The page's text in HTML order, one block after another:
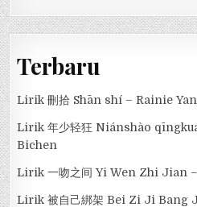
Terbaru
Lirik 刪拾 Shān shí – Rainie
Lirik 年少轻狂 Niánshào
Bichen
Lirik 一吻之间 Yi Wen Zhi Jian
Lirik 被自己綁架 Bei Zi Ji Bang